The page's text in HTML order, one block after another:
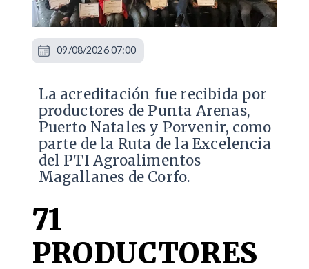
​La acreditación fue recibida por
productores de Punta Arenas,
Puerto Natales y Porvenir, como
parte de la Ruta de la Excelencia
del PTI Agroalimentos
Magallanes de Corfo.
71
PRODUCTORES
09/08/2026 07:00